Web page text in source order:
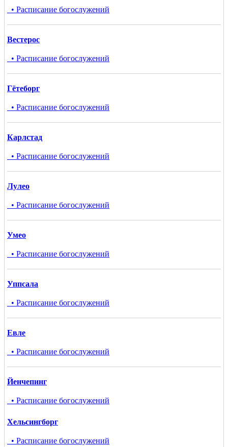
• Расписание богослужений
Вестерос
• Расписание богослужений
Гётеборг
• Расписание богослужений
Карлстад
• Расписание богослужений
Лулео
• Расписание богослужений
Умео
• Расписание богослужений
Уппсала
• Расписание богослужений
Евле
• Расписание богослужений
Йенчепинг
• Расписание богослужений
Хельсингборг
• Расписание богослужений